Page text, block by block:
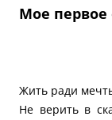
Мое первое
Жить ради
Не верить в